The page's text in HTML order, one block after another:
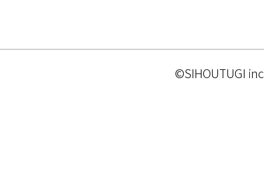
©SIHOUTUGI